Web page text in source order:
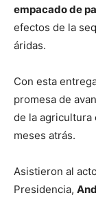
empacado de
efectos de la
áridas.
Con esta
promesa de
de la agricultura
meses atrás.
Asistieron al
Presidencia,